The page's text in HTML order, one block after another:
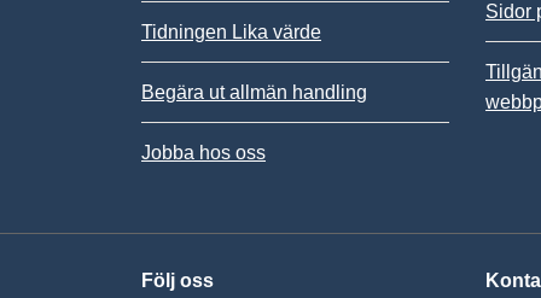
Tidningen Lika värde
Begära ut allmän handling
Jobba hos oss
Sidor
Följ oss